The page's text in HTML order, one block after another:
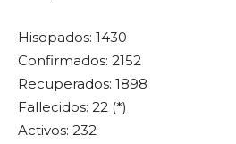
Hisopados: 1430
Confirmados: 2152
Recuperados: 1898
Fallecidos: 22 (*)
Activos: 232